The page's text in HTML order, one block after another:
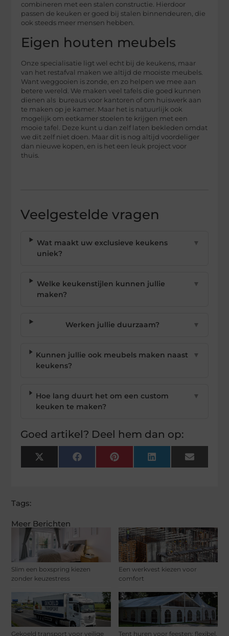
Meer Berichten
Slim een boxspring kiezen
zonder keuzestress
Een werkvest kiezen voor
comfort
Gekoeld transport voor veilige Tent huren voor feesten: flexibel,
combineren met een stalen constructie. Hierdoor
passen de keuken er goed bij stalen binnendeuren, die
ook steeds meer mensen hebben.
Eigen houten meubels
Onze specialisatie ligt wel echt bij de keukens, maar
van het restafval maken we altijd de mooiste meubels.
Want weggooien is zonde, en zo helpen we mee aan
betere wereld. We maken veel tafels die goed kunnen
dienen als bureaus voor kantoren of om huiswerk aan
te maken op je kamer. Maar het is natuurlijk ook
mogelijk om eetkamer stoelen te krijgen met een
mooie tafel. Deze kunt u dan zelf laten bekleden omdat
we dit zelf niet doen. Maar dit is nog altijd voordeliger
dan nieuwe kopen, en is het een leuk project voor
thuis.
Veelgestelde vragen
Wat maakt uw exclusieve keukens
uniek?
▼
Welke keukenstijlen kunnen jullie
maken?
▼
Werken jullie duurzaam? ▼
Kunnen jullie ook meubels maken naast
keukens?
▼
Hoe lang duurt het om een custom
keuken te maken?
▼
Goed artikel? Deel hem dan op:
X
(Twitter)
FacebookPinterest LinkedIn Email
Tags: